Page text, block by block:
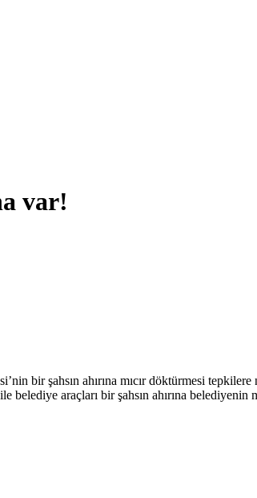
var!
bir şahsın ahırına mıcır döktürmesi
araçları bir şahsın ahırına